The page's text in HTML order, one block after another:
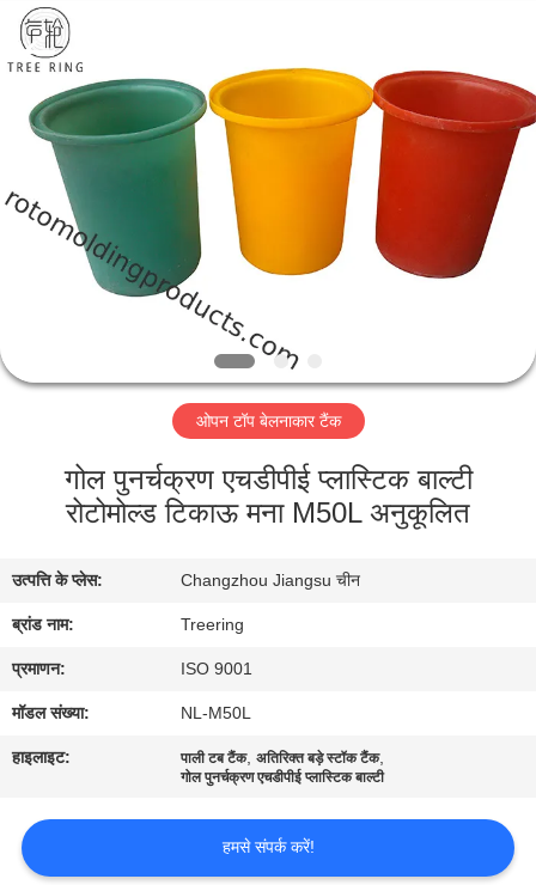
घर
उत्पादों
हमारे
बारे
कारखाना
गुणवत्ता
नियंत्रण
संपर्क
एक
Treering
Plastics
CO.,
All
Reserved.
ओपन टॉप बेलनाकार टैंक
गोल पुनर्चक्रण एचडीपीई प्लास्टिक बाल्टी
रोटोमोल्ड टिकाऊ मना M50L अनुकूलित
उत्पत्ति के प्लेस: Changzhou Jiangsu चीन
ब्रांड नाम: Treering
प्रमाणन: ISO 9001
मॉडल संख्या: NL-M50L
हाइलाइट: पाली टब टैंक,अतिरिक्त बड़े स्टॉक टैंक,
गोल पुनर्चक्रण एचडीपीई प्लास्टिक बाल्टी
हमसे संपर्क करें!